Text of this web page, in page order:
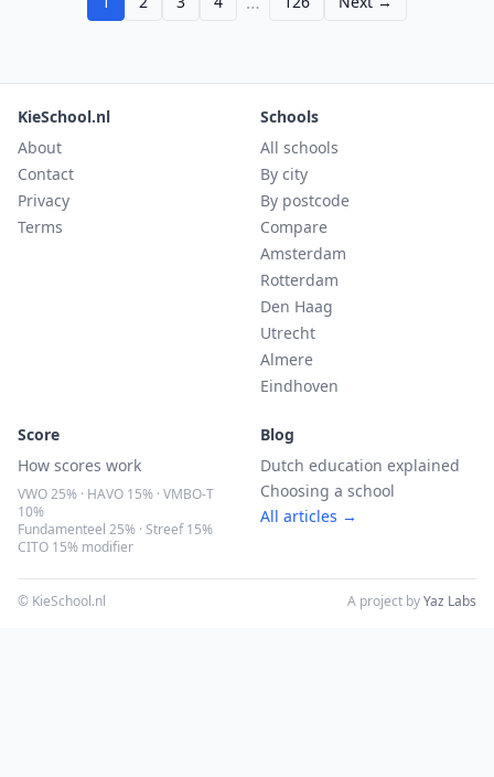
KieSchool.nl
About
Contact
Privacy
Terms
Schools
All schools
By city
By postcode
Compare
Amsterdam
Rotterdam
Den Haag
Utrecht
Almere
Eindhoven
Score
How scores work
VWO 25% · HAVO 15% · VMBO-T
10%
Fundamenteel 25% · Streef 15%
CITO 15% modifier
Blog
Dutch education explained
Choosing a school
All articles →
© KieSchool.nl A project byYaz Labs